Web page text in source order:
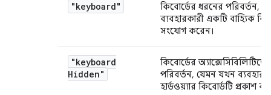
"keyboard"
কিবোর্ডের ধরনের পরিবর্তন,
ব্যবহারকারী একটি বাহ্যিক
সংযোগ করেন।
"keyboard
Hidden"
কিবোর্ডের
পরিবর্তন, যেমন যখন
হার্ডওয়্যার কিবোর্ডটি প্রকাশ